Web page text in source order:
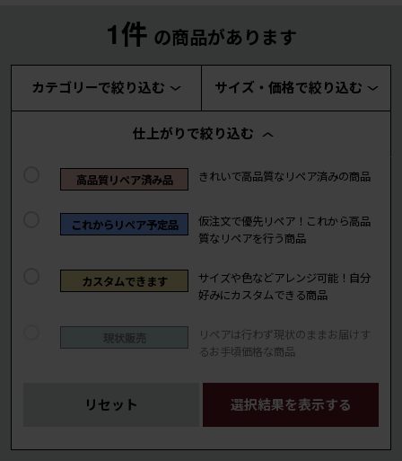
1件 の商品があります
カテゴリーで絞り込む サイズ・価格で絞り込む
仕上がりで絞り込む
高品質リペア済み品 きれいで高品質なリペア済みの商品
これからリペア予定品
仮注文で優先リペア！これから高品
質なリペアを行う商品
カスタムできます
サイズや色などアレンジ可能！自分
好みにカスタムできる商品
現状販売
リペアは行わず現状のままお届けす
るお手頃価格な商品
リセット 選択結果を表示する